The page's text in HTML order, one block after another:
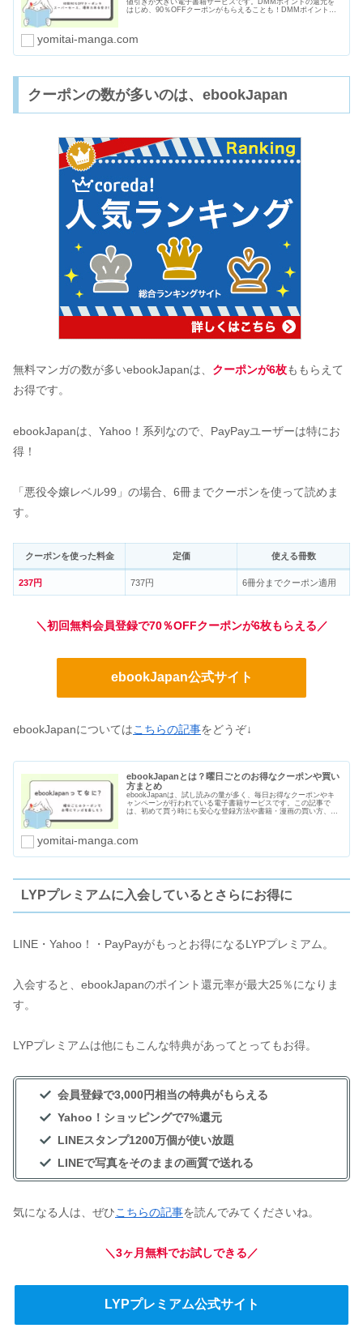
値引きが大きい電子書籍サービスです。DMMポイントの還元を
はじめ、90％OFFクーポンがもらえることも！DMMポイントは
yomitai-manga.com
クーポンの数が多いのは、ebookJapan
無料マンガの数が多いebookJapanは、 クーポンが6枚ももらえて
お得です。
ebookJapanは、Yahoo！系列なので、PayPayユーザーは特にお
得！
「悪役令嬢レベル99」の場合、6冊までクーポンを使って読めま
す。
クーポンを使った料金 定価 使える冊数
237円 737円 6冊分までクーポン適用
＼初回無料会員登録で70％OFFクーポンが6枚もらえる／
ebookJapan公式サイト
ebookJapanについてはこちらの記事をどうぞ↓
ebookJapanとは？曜日ごとのお得なクーポンや買い
方まとめ
ebookJapanは、試し読みの量が多く、毎日お得なクーポンやキ
ャンペーンが行われている電子書籍サービスです。この記事で
は、初めて買う時にも安心な登録方法や書籍・漫画の買い方、曜
yomitai-manga.com
LYPプレミアムに入会しているとさらにお得に
LINE・Yahoo！・PayPayがもっとお得になるLYPプレミアム。
入会すると、ebookJapanのポイント還元率が最大25％になりま
す。
LYPプレミアムは他にもこんな特典があってとってもお得。
会員登録で3,000円相当の特典がもらえる
Yahoo！ショッピングで7%還元
LINEスタンプ1200万個が使い放題
LINEで写真をそのままの画質で送れる
気になる人は、ぜひこちらの記事を読んでみてくださいね。
＼3ヶ月無料でお試しできる／
LYPプレミアム公式サイト